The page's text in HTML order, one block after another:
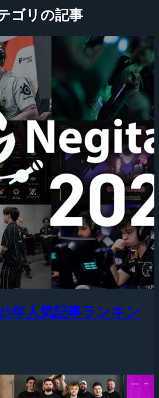
ゴリの記事
年人気記事ランキン